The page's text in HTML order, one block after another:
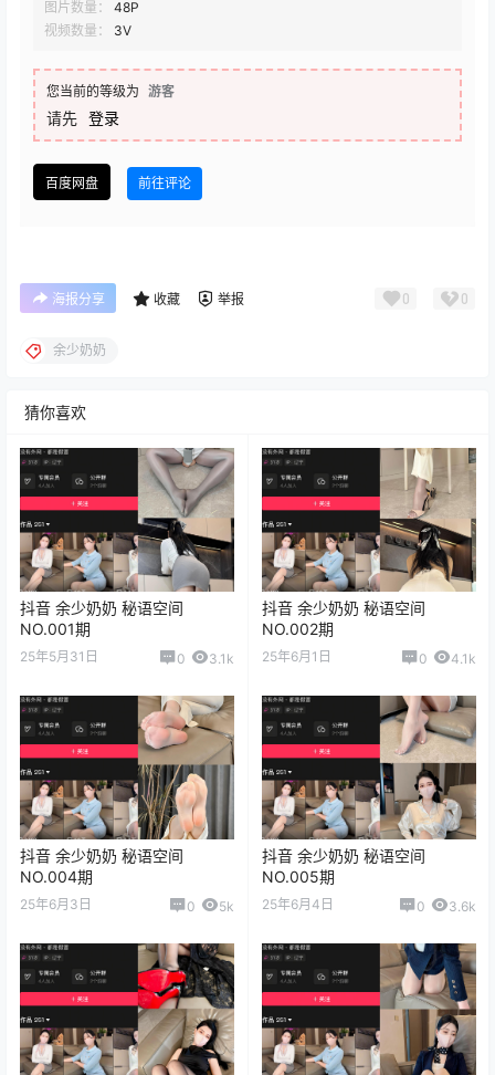
图片数量：
48P
视频数量：
3V
您当前的等级为 游客
请先 登录
百度网盘 前往评论
海报分享 收藏 举报 0 0
余少奶奶
猜你喜欢
抖音 余少奶奶 秘语空间
NO.001期
25年5月31日 0 3.1k
抖音 余少奶奶 秘语空间
NO.002期
25年6月1日 0 4.1k
抖音 余少奶奶 秘语空间
NO.004期
25年6月3日 0 5k
抖音 余少奶奶 秘语空间
NO.005期
25年6月4日 0 3.6k